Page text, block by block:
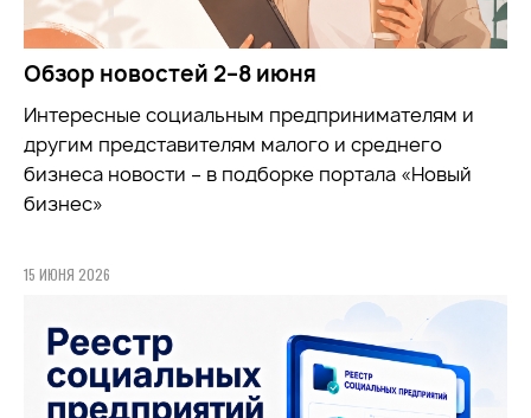
Обзор новостей 2–8 июня
Интересные социальным предпринимателям и
другим представителям малого и среднего
бизнеса новости – в подборке портала «Новый
бизнес»
15 ИЮНЯ 2026